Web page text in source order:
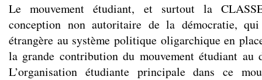
Le mouvement étudiant, et surtout la
conception non autoritaire de la démocratie,
étrangère au système politique oligarchique en
la grande contribution du mouvement étudiant au
L’organisation étudiante principale dans ce